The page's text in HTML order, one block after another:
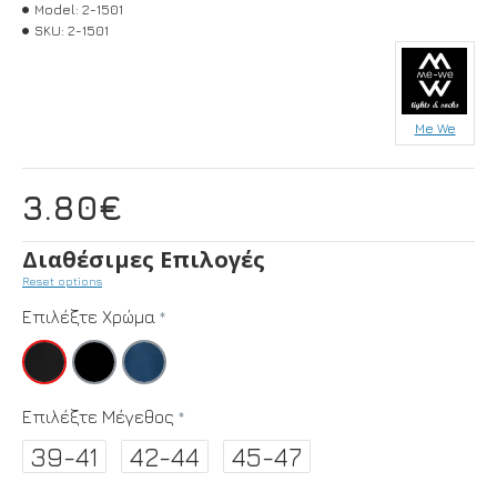
3.80€
Model: 2-1501
SKU: 2-1501
Me We
Διαθέσιμες Επιλογές
Reset options
Επιλέξτε Χρώμα
Επιλέξτε Μέγεθος
39-41 42-44 45-47